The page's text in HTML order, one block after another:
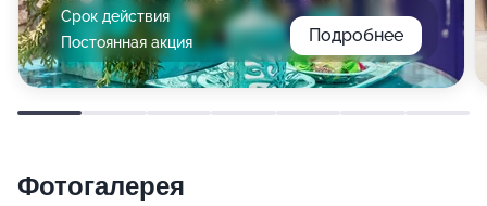
Срок действия
Постоянная акция
Подробнее
Фотогалерея